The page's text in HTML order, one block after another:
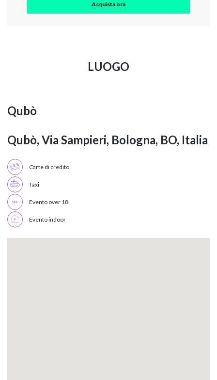
Acquista ora
LUOGO
Qubò
Qubò, Via Sampieri, Bologna, BO, Italia
Carte di credito
Taxi
Evento over 18
Evento indoor